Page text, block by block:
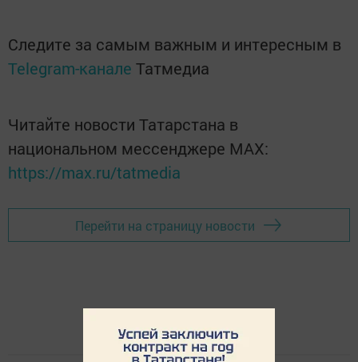
Следите за самым важным и интересным в
Telegram-канале Татмедиа
Читайте новости Татарстана в
национальном мессенджере MАХ:
https://max.ru/tatmedia
Перейти на страницу новости